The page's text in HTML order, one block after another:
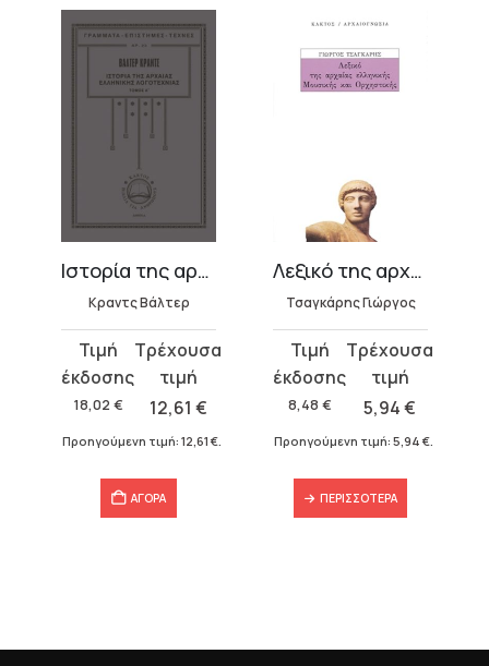
Ιστορία της αρχαίας ελληνικής λογοτεχνίας 1
Κραντς Βάλτερ
18,02 €
Original
price
was:
18,02 €.
12,61 €
τρέχουσα
τιμή
Προηγούμενη τιμή: 12,61 €.
ΑΓΟΡΑ
Λεξικό της αρχαίας ελληνικής μουσικής και ορχηστικής
Τσαγκάρης Γιώργος
8,48 €
Original
price
was:
8,48 €.
5,94€
τρέχουσα
τιμή
Προηγούμενη τιμή: 5,94 €.
ΠΕΡΙΣΣΌΤΕΡΑ